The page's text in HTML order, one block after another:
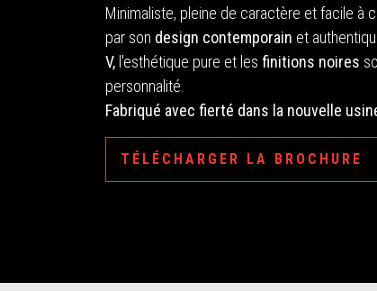
Minimaliste, pleine de caractère et facile à
par son design contemporain et
V, l'esthétique pure et les finitions noires
personnalité.
Fabriqué avec fierté dans la nouvelle
TÉLÉCHARGER LA BROCHURE